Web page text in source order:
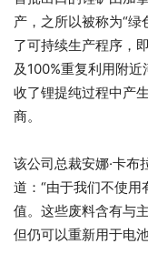
产，之所以被称为“
了可持续生产程序，
及100%重复利用附
收了锂提纯过程中产
商。
该公司总裁安娜·卡
道：“由于我们不使
值。这些废料含有与
但仍可以重新用于电